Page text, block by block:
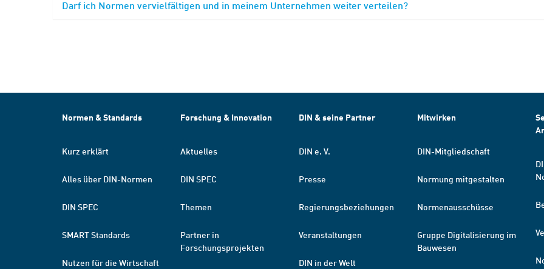
Darf ich Normen vervielfältigen und in meinem Unternehmen weiter verteilen?
Normen & Standards
Kurz erklärt
Alles über DIN-Normen
DIN SPEC
SMART Standards
Nutzen für die Wirtschaft
Forschung & Innovation
Aktuelles
DIN SPEC
Themen
Partner in
Forschungsprojekten
DIN & seine Partner
DIN e. V.
Presse
Regierungsbeziehungen
Veranstaltungen
DIN in der Welt
Mitwirken
DIN-Mitgliedschaft
Normung mitgestalten
Normenausschüsse
Gruppe Digitalisierung im
Bauwesen